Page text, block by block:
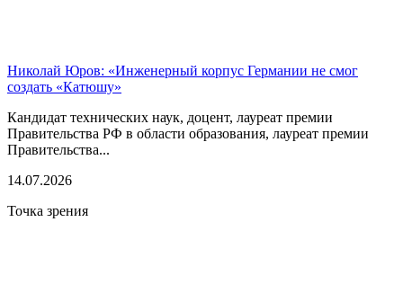
Николай Юров: «Инженерный корпус Германии не смог
создать «Катюшу»
Кандидат технических наук, доцент, лауреат премии
Правительства РФ в области образования, лауреат премии
Правительства...
14.07.2026
Точка зрения